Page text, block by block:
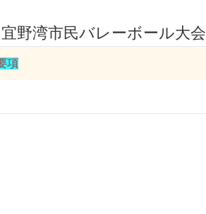
野湾市民バレーボール大会
項